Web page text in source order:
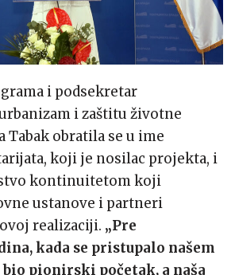
i podsekretar
i zaštitu životne
Tabak obratila se u ime
koji je nosilac projekta, i
kontinuitetom koji
ustanove i partneri
realizaciji. „Pre
kada se pristupalo našem
pionirski početak, a naša